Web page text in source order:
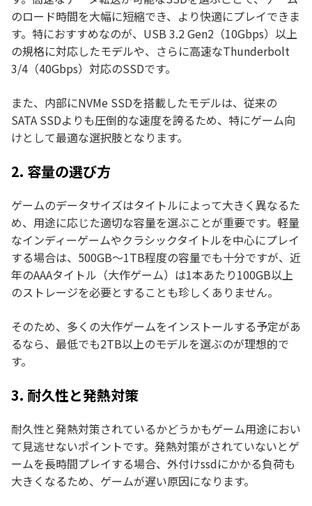
のロード時間を大幅に短縮でき、より快適にプレイできま
す。特におすすめなのが、USB 3.2 Gen2（10Gbps）以上
の規格に対応したモデルや、さらに高速なThunderbolt
3/4（40Gbps）対応のSSDです。
また、内部にNVMe SSDを搭載したモデルは、従来の
SATA SSDよりも圧倒的な速度を誇るため、特にゲーム向
けとして最適な選択肢となります。
2. 容量の選び方
ゲームのデータサイズはタイトルによって大きく異なるた
め、用途に応じた適切な容量を選ぶことが重要です。軽量
なインディーゲームやクラシックタイトルを中心にプレイ
する場合は、500GB～1TB程度の容量でも十分ですが、近
年のAAAタイトル（大作ゲーム）は1本あたり100GB以上
のストレージを必要とすることも珍しくありません。
そのため、多くの大作ゲームをインストールする予定があ
るなら、最低でも2TB以上のモデルを選ぶのが理想的で
す。
3. 耐久性と発熱対策
耐久性と発熱対策されているかどうかもゲーム用途におい
て見逃せないポイントです。発熱対策がされていないとゲ
ームを長時間プレイする場合、外付けssdにかかる負荷も
大きくなるため、ゲームが遅い原因になります。